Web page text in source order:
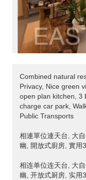
Combined natural
Privacy, Nice green
open plan kitchen, 3
charge car park,
Public Transports
相連單位連天台, 大
幽, 開放式廚房, 實用
相连单位连天台, 大
幽, 开放式厨房, 实用